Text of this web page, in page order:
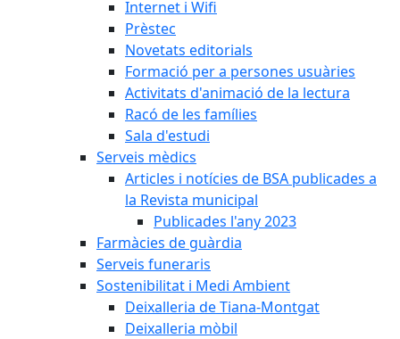
Internet i Wifi
Prèstec
Novetats editorials
Formació per a persones usuàries
Activitats d'animació de la lectura
Racó de les famílies
Sala d'estudi
Serveis mèdics
Articles i notícies de BSA publicades a
la Revista municipal
Publicades l'any 2023
Farmàcies de guàrdia
Serveis funeraris
Sostenibilitat i Medi Ambient
Deixalleria de Tiana-Montgat
Deixalleria mòbil